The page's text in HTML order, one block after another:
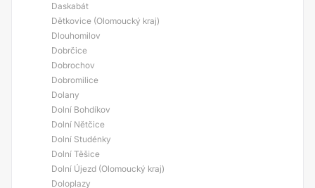
Daskabát
Dětkovice (Olomoucký kraj)
Dlouhomilov
Dobrčice
Dobrochov
Dobromilice
Dolany
Dolní Bohdíkov
Dolní Nětčice
Dolní Studénky
Dolní Těšice
Dolní Újezd (Olomoucký kraj)
Doloplazy